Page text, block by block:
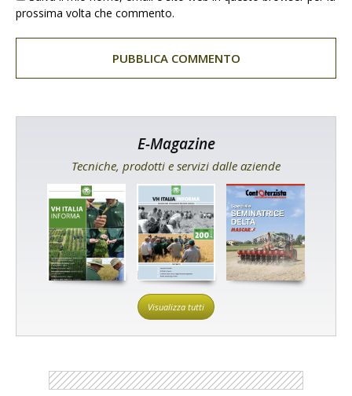
prossima volta che commento.
E-Magazine
Tecniche, prodotti e servizi dalle aziende
Visualizza tutti